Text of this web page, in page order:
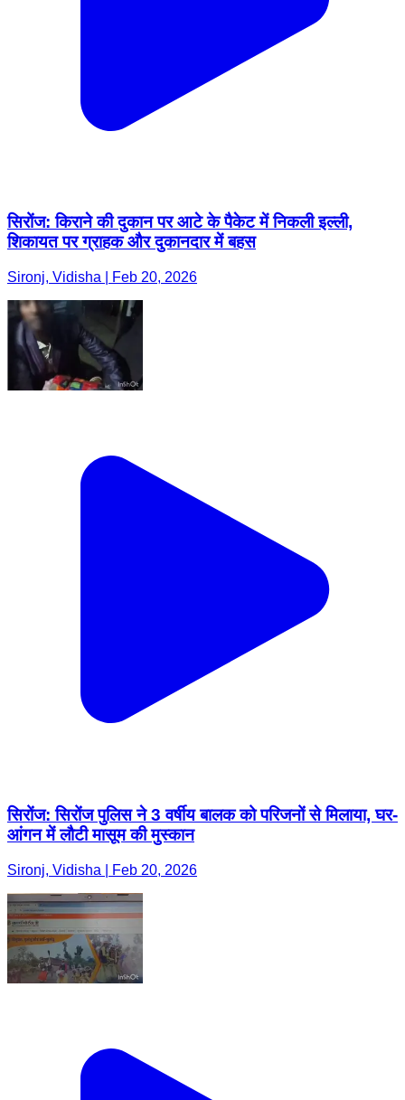
सिरोंज: किराने की दुकान पर आटे के पैकेट में निकली इल्ली,
शिकायत पर ग्राहक और दुकानदार में बहस
Sironj, Vidisha | Feb 20, 2026
सिरोंज: सिरोंज पुलिस ने 3 वर्षीय बालक को परिजनों से मिलाया, घर-
आंगन में लौटी मासूम की मुस्कान
Sironj, Vidisha | Feb 20, 2026